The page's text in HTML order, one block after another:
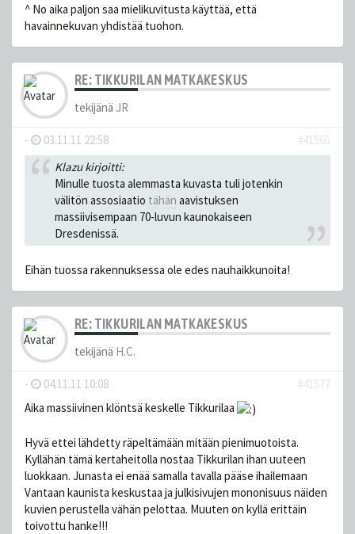
^ No aika paljon saa mielikuvitusta käyttää, että
havainnekuvan yhdistää tuohon.
RE: TIKKURILAN MATKAKESKUS
tekijänä JR
- 03.11.11 22:58
#41565
Klazu kirjoitti:
Minulle tuosta alemmasta kuvasta tuli jotenkin
välitön assosiaatio tähän aavistuksen
massiivisempaan 70-luvun kaunokaiseen
Dresdenissä.
Eihän tuossa rakennuksessa ole edes nauhaikkunoita!
RE: TIKKURILAN MATKAKESKUS
tekijänä H.C.
- 04.11.11 10:08
#41577
Aika massiivinen klöntsä keskelle Tikkurilaa
Hyvä ettei lähdetty räpeltämään mitään pienimuotoista.
Kyllähän tämä kertaheitolla nostaa Tikkurilan ihan uuteen
luokkaan. Junasta ei enää samalla tavalla pääse ihailemaan
Vantaan kaunista keskustaa ja julkisivujen mononisuus näiden
kuvien perustella vähän pelottaa. Muuten on kyllä erittäin
toivottu hanke!!!